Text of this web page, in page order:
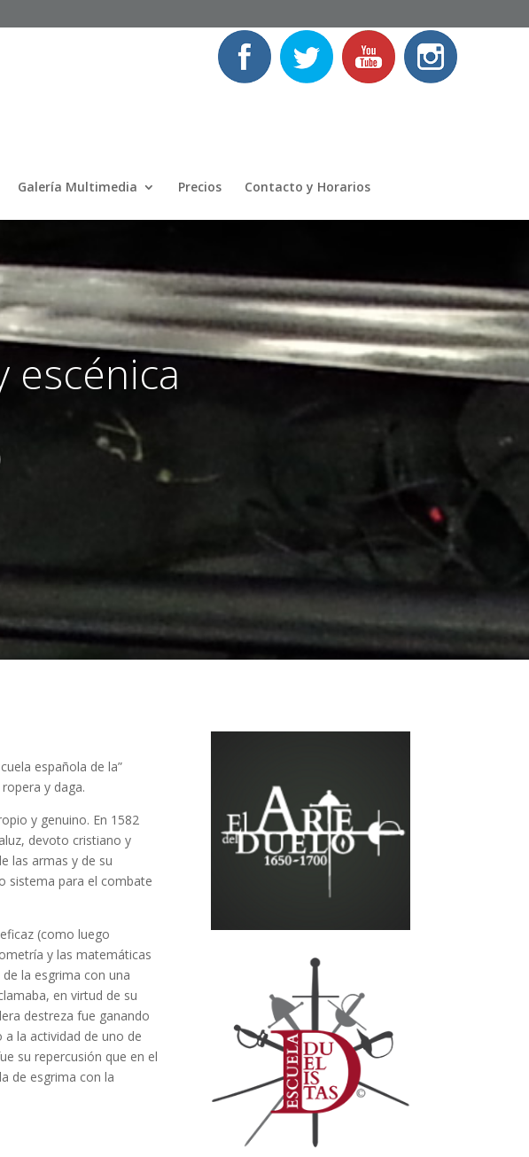
Galería Multimedia Precios Contacto y Horarios
escénica
española de la”
ropera y daga.
y genuino. En 1582
devoto cristiano y
las armas y de su
sistema para el combate
(como luego
y las matemáticas
la esgrima con una
en virtud de su
destreza fue ganando
la actividad de uno de
su repercusión que en el
de esgrima con la